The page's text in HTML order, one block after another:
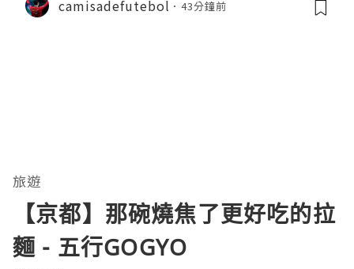
camisadefutebol 43分鐘前
旅遊
【京都】那碗燒焦了更好吃的拉
麵 - 五行GOGYO